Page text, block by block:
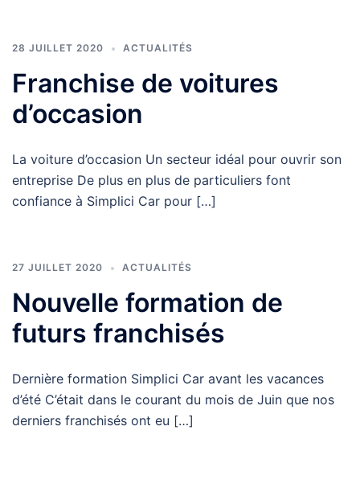
28 JUILLET 2020 ACTUALITÉS
Franchise de voitures
d’occasion
La voiture d’occasion Un secteur idéal pour ouvrir son
entreprise De plus en plus de particuliers font
confiance à Simplici Car pour […]
27 JUILLET 2020 ACTUALITÉS
Nouvelle formation de
futurs franchisés
Dernière formation Simplici Car avant les vacances
d’été C’était dans le courant du mois de Juin que nos
derniers franchisés ont eu […]